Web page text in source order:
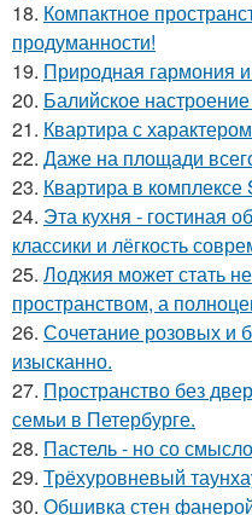
18. Компактное
продуманности!
19. Природная гармония и
20. Балийское
21. Квартира с
22. Даже на площади
23. Квартира в комплексе
24. Эта кухня - гостиная
классики и лёгкость
25. Лоджия может стать
пространством, а
26. Сочетание розовых и
изысканно.
27. Пространство без
семьи в Петербурге.
28. Пастель - но со
29. Трёхуровневый
30. Обшивка стен